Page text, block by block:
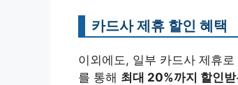
카드사 제휴 할인 혜택
이외에도, 일부 카드사 제휴
를 통해 최대 20%까지 할인